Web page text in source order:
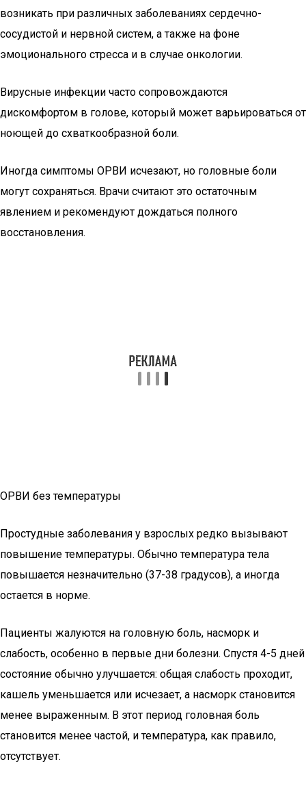
возникать при различных заболеваниях сердечно-
сосудистой и нервной систем, а также на фоне
эмоционального стресса и в случае онкологии.
Вирусные инфекции часто сопровождаются
дискомфортом в голове, который может варьироваться от
ноющей до схваткообразной боли.
Иногда симптомы ОРВИ исчезают, но головные боли
могут сохраняться. Врачи считают это остаточным
явлением и рекомендуют дождаться полного
восстановления.
ОРВИ без температуры
Простудные заболевания у взрослых редко вызывают
повышение температуры. Обычно температура тела
повышается незначительно (37-38 градусов), а иногда
остается в норме.
Пациенты жалуются на головную боль, насморк и
слабость, особенно в первые дни болезни. Спустя 4-5 дней
состояние обычно улучшается: общая слабость проходит,
кашель уменьшается или исчезает, а насморк становится
менее выраженным. В этот период головная боль
становится менее частой, и температура, как правило,
отсутствует.